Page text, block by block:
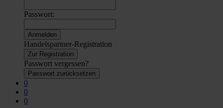
Passwort:
Handelspartner-Registration
Zur Registration
Passwort vergessen?
Passwort zurücksetzen
0
0
0